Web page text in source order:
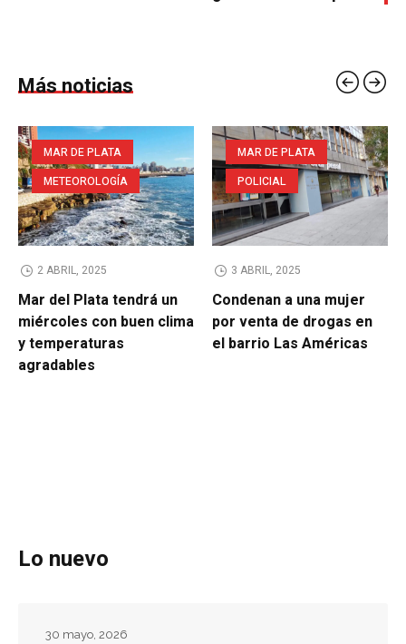
Más noticias
MAR DE PLATA
METEOROLOGÍA
2 ABRIL, 2025
Mar del Plata tendrá un
miércoles con buen clima
y temperaturas
agradables
MAR DE PLATA
POLICIAL
3 ABRIL, 2025
Condenan a una mujer
por venta de drogas en
el barrio Las Américas
Lo nuevo
30 mayo, 2026